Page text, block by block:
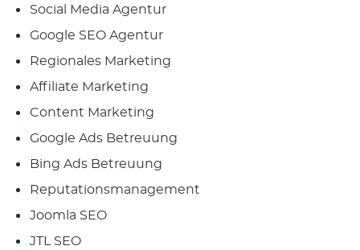
Social Media Agentur
Google SEO Agentur
Regionales Marketing
Affiliate Marketing
Content Marketing
Google Ads Betreuung
Bing Ads Betreuung
Reputations­management
Joomla SEO
JTL SEO